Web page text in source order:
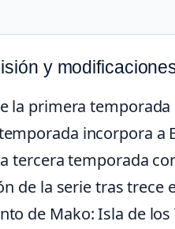
y
la primera
incorpora
tercera temporada
de la serie tras
de Mako: Isla de